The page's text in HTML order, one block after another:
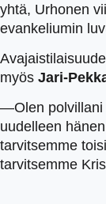
yhtä, Urhonen
evankeliumin
myös Jari-
—Olen polvillani
uudelleen
tarvitsemme
tarvitsemme